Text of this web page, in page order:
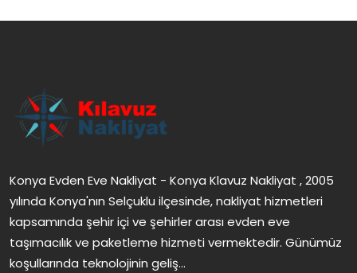
Konya Evden Eve Nakliyat - Konya Klavuz Nakliyat , 2005
yılında Konya'nın Selçuklu ilçesinde, nakliyat hizmetleri
kapsamında şehir içi ve şehirler arası evden eve
taşımacılık ve paketleme hizmeti vermektedir. Günümüz
koşullarında teknolojinin geliş...